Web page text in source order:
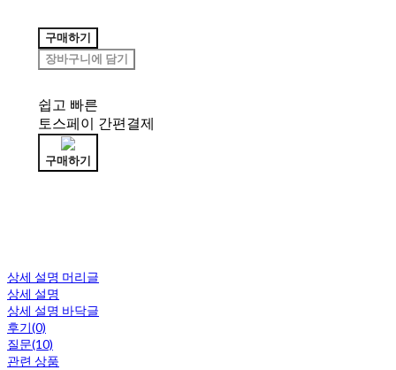
구매하기
장바구니에 담기
쉽고 빠른
토스페이 간편결제
구매하기
상세 설명 머리글
상세 설명
상세 설명 바닥글
후기(0)
질문(10)
관련 상품